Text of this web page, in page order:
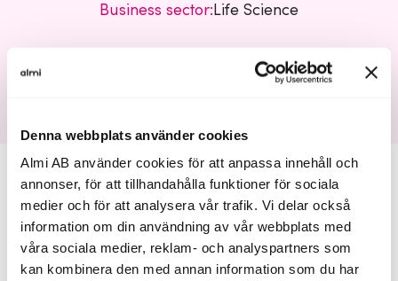
Denna webbplats använder cookies
Almi AB använder cookies för att anpassa innehåll och
annonser, för att tillhandahålla funktioner för sociala
medier och för att analysera vår trafik. Vi delar också
information om din användning av vår webbplats med
våra sociala medier, reklam- och analyspartners som
kan kombinera den med annan information som du har
Business sector:Life Science